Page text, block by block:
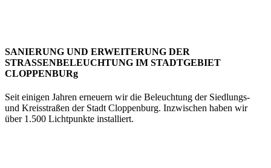
SANIERUNG UND ERWEITERUNG DER
STRASSENBELEUCHTUNG IM STADTGEBIET
CLOPPENBURg
Seit einigen Jahren erneuern wir die Beleuchtung der Siedlungs-
und Kreisstraßen der Stadt Cloppenburg. Inzwischen haben wir
über 1.500 Lichtpunkte installiert.